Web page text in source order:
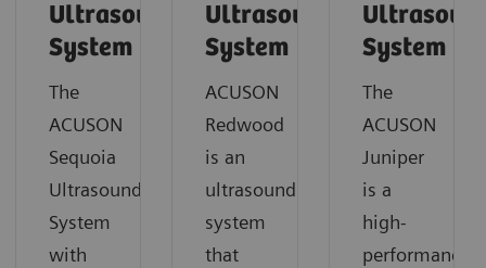
Ultrasound
System
The
ACUSON
Sequoia
Ultrasound
System
with
Ultrasound
System
ACUSON
Redwood
is an
ultrasound
system
that
System
The
ACUSON
Juniper
is a
high-
performance